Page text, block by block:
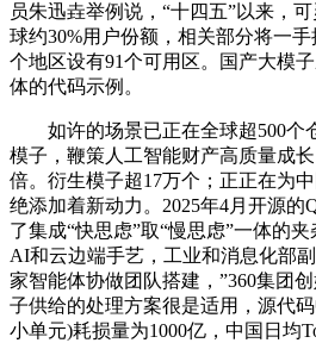
员朱迅垚举例说，“十四五”以来，
球约30%用户份额，相关部分将一
个地区设有91个可用区。国产大模
体的代码示例。
如许的场景已正在全球超500个
模子，鞭策人工智能财产高质量成
倍。衍生模子超17万个；正正在为
绝添加着新动力。2025年4月开源的
了集成“快思虑”取“慢思虑”一体的
AI和云边端手艺，工业和消息化部
家智能体协做团队搭建，”360集团
子供给的处理方案很是适用，源代
小单元)耗损量为1000亿，中国日均